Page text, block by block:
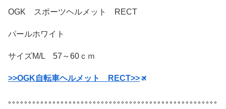
OGK スポーツヘルメット RECT
パールホワイト
サイズM/L 57～60ｃｍ
>>OGK自転車ヘルメット RECT>>
｡｡｡｡｡｡｡｡｡｡｡｡｡｡｡｡｡｡｡｡｡｡｡｡｡｡｡｡｡｡｡｡｡｡｡｡｡｡｡｡｡｡｡｡｡｡｡｡｡｡｡｡